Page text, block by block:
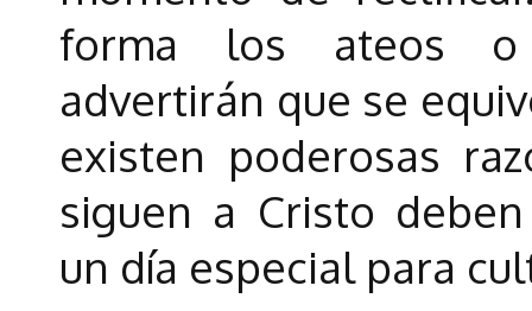
forma los ateos o
advertirán que se
existen poderosas
siguen a Cristo
un día especial para